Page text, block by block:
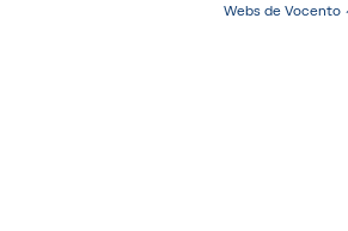
Webs de Vocento